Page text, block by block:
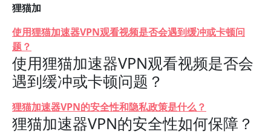
狸猫加
使用狸猫加速器VPN观看视频是否会遇到缓冲或卡顿问
题？
使用狸猫加速器VPN观看视频是否会
遇到缓冲或卡顿问题？
狸猫加速器VPN的安全性和隐私政策是什么？
狸猫加速器VPN的安全性如何保障？